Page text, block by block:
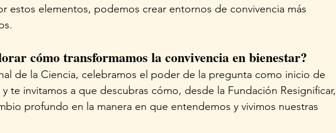
estos elementos, podemos crear entornos de convivencia más
cómo transformamos la convivencia en bienestar?
de la Ciencia, celebramos el poder de la pregunta como inicio de
te invitamos a que descubras cómo, desde la Fundación Resignificar,
profundo en la manera en que entendemos y vivimos nuestras